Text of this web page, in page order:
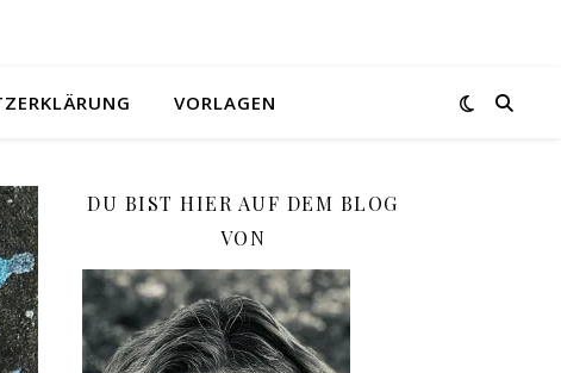
VORLAGEN
DU BIST HIER AUF DEM BLOG
VON